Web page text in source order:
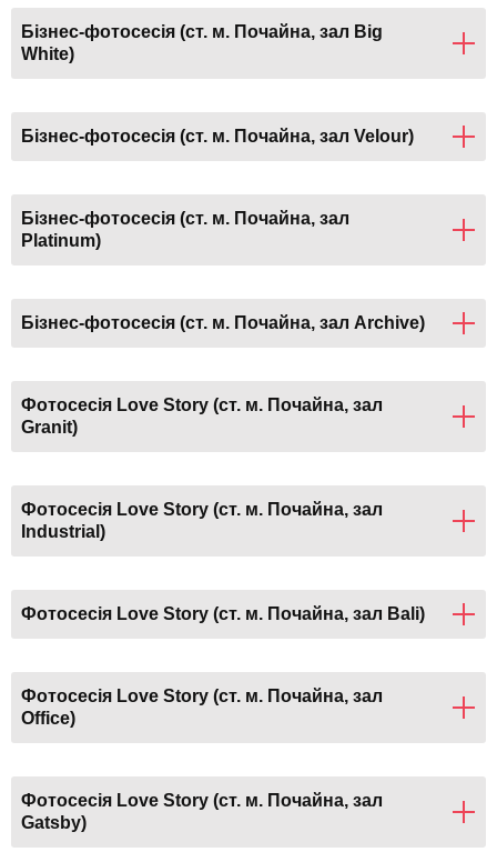
Бізнес-фотосесія (ст. м. Почайна, зал Big
White)
Бізнес-фотосесія (ст. м. Почайна, зал Velour)
Бізнес-фотосесія (ст. м. Почайна, зал
Platinum)
Бізнес-фотосесія (ст. м. Почайна, зал Archive)
Фотосесія Love Story (ст. м. Почайна, зал
Granit)
Фотосесія Love Story (ст. м. Почайна, зал
Industrial)
Фотосесія Love Story (ст. м. Почайна, зал Bali)
Фотосесія Love Story (ст. м. Почайна, зал
Office)
Фотосесія Love Story (ст. м. Почайна, зал
Gatsby)